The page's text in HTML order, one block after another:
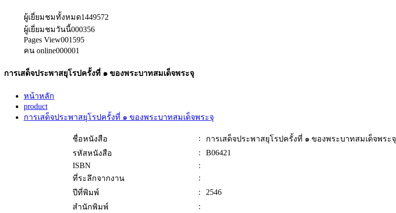
ผู้เยี่ยมชมทั้งหมด1449572
ผู้เยี่ยมชมวันนี้000356
Pages View001595
คน online000001
การเสด็จประพาสยุโรปครั้งที่ ๑ ของพระบาทสมเด็จพระจุ
หน้าหลัก
product
การเสด็จประพาสยุโรปครั้งที่ ๑ ของพระบาทสมเด็จพระจุ
ชื่อหนังสือ :
การเสด็จประพาสยุโรปครั้งที่ ๑ ของพระบาทสมเด็จพระจุ
รหัสหนังสือ
:
B06421
ISBN
:
ที่ระลึกจากงาน
:
ปีที่พิมพ์
:
2546
สำนักพิมพ์
: